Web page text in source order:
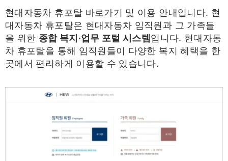
현대자동차 휴포탈 바로가기 및 이용 안내입니다. 현
대자동차 휴포탈은 현대자동차 임직원과 그 가족들
을 위한 종합 복지·업무 포털 시스템 입니다. 현대자동
차 휴포탈을 통해 임직원들이 다양한 복지 혜택을 한
곳에서 편리하게 이용할 수 있습니다.